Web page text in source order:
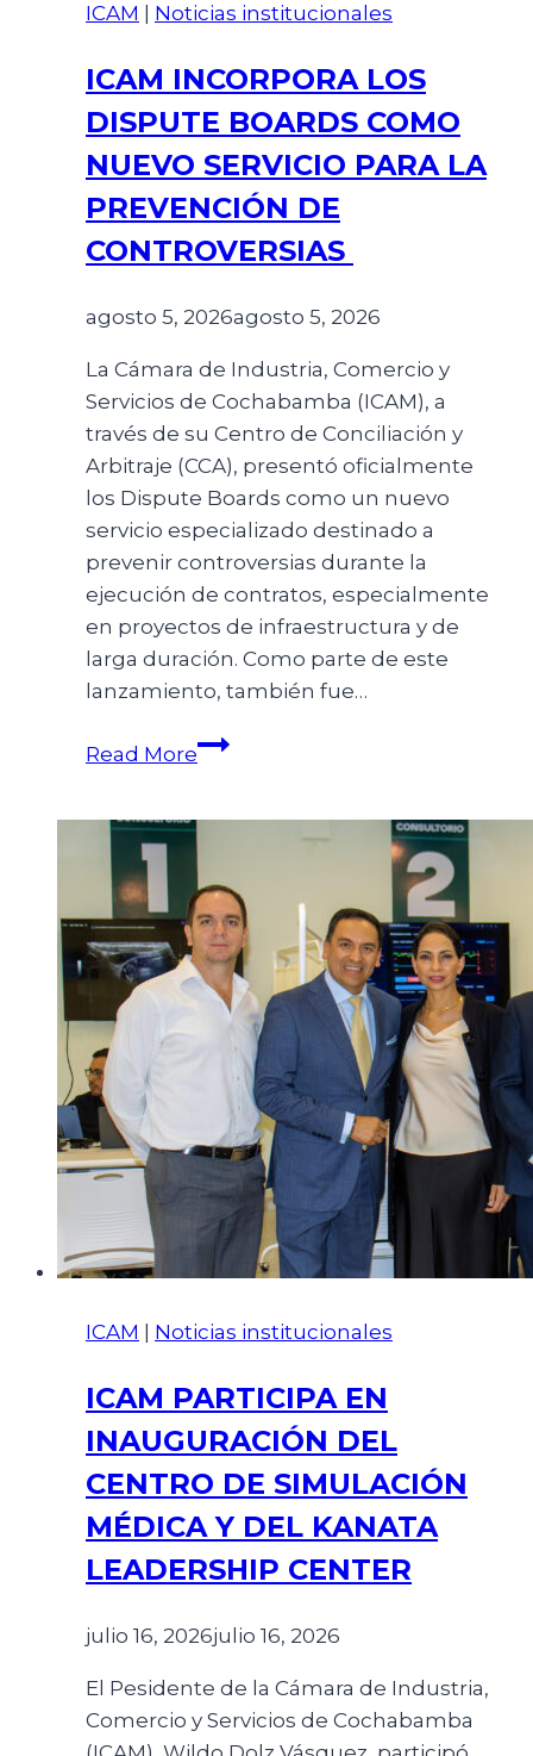
ICAM Noticias institucionales
ICAM INCORPORA LOS
DISPUTE BOARDS COMO
NUEVO SERVICIO PARA LA
PREVENCIÓN DE
CONTROVERSIAS
agosto 5, 2026agosto 5, 2026
La Cámara de Industria, Comercio y
Servicios de Cochabamba (ICAM), a
través de su Centro de Conciliación y
Arbitraje (CCA), presentó oficialmente
los Dispute Boards como un nuevo
servicio especializado destinado a
prevenir controversias durante la
ejecución de contratos, especialmente
en proyectos de infraestructura y de
larga duración. Como parte de este
lanzamiento, también fue…
Read More
ICAM Noticias institucionales
ICAM PARTICIPA EN
INAUGURACIÓN DEL
CENTRO DE SIMULACIÓN
MÉDICA Y DEL KANATA
LEADERSHIP CENTER
julio 16, 2026julio 16, 2026
El Pesidente de la Cámara de Industria,
Comercio y Servicios de Cochabamba